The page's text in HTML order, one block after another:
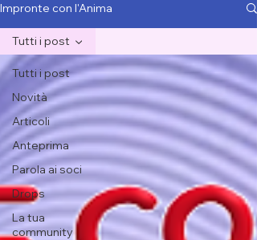
Impronte con l'Anima
Tutti i post
Novità
Articoli
Anteprima
Parola ai soci
Drops
La tua
community
Tutti i post